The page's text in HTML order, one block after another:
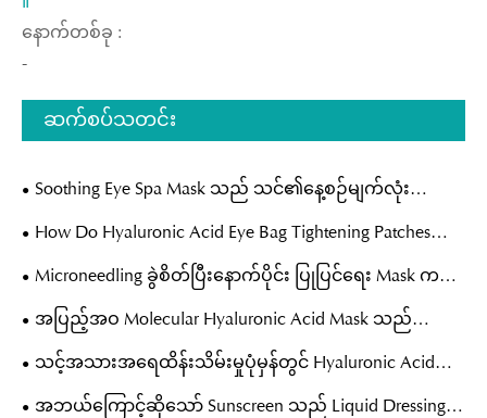
နောက်တစ်ခု :
-
ဆက်စပ်သတင်း
Soothing Eye Spa Mask သည် သင်၏နေ့စဉ်မျက်လုံး
ထိန်းသိမ်းမှုပုံမှန်အစီအစဉ်ကို မည်သို့တိုးတက်စေနိုင်သနည်း။
How Do Hyaluronic Acid Eye Bag Tightening Patches
Restore a Youthful Under-Eye Appearance Naturally?
Microneedling ခွဲစိတ်ပြီးနောက်ပိုင်း ပြုပြင်ရေး Mask က
အရေပြားပြန်လည်ကောင်းမွန်လာဖို့အတွက် ဘာတွေလိုအပ်
သလဲ။
အပြည့်အဝ Molecular Hyaluronic Acid Mask သည်
အရေပြားအတွင်းပိုင်းထိ ရေဓာတ်ရရှိရန် အဘယ်အရာက ထိ
ရောက်မှုရှိသနည်း။
သင့်အသားအရေထိန်းသိမ်းမှုပုံမှန်တွင် Hyaluronic Acid
Moisturizing Mask ကို အဘယ်ကြောင့် ထည့်သွင်းသင့်
အဘယ်ကြောင့်ဆိုသော် Sunscreen သည် Liquid Dressing